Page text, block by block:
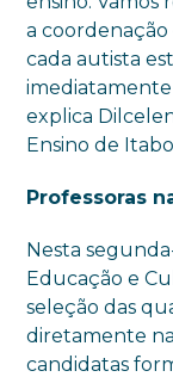
a coordenação
cada autista
explica
Ensino de
Professoras
Nesta
Educação e
seleção das
diretamente
candidatas